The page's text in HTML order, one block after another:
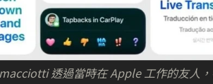
透過當時在 Apple 工作的友人